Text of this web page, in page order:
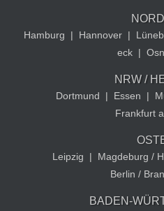
Hamburg | Hannover |
eck |
NRW /
Dortmund | Essen |
Frankfurt
Leipzig | Magdeburg /
Berlin /
BADEN-